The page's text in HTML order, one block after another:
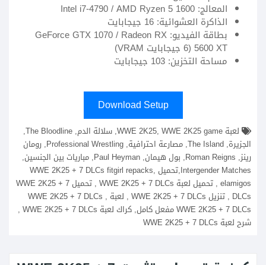
المعالج: Intel i7-4790 / AMD Ryzen 5 1600
الذاكرة العشوائية: 16 جيجابايت
بطاقة الفيديو: GeForce GTX 1070 / Radeon RX
5600 XT (6 جيجابايت VRAM)
مساحة التخزين: 103 جيجابايت
Download Setup
لعبة WWE 2K25, WWE 2K25 game, سلالة الدم, The Bloodline,
الجزيرة, The Island, مصارعة احترافية, Professional Wrestling, رومان
رينز, Roman Reigns, بول هيمان, Paul Heyman, مباريات بين الجنسين,
Intergender Matches,تحميل WWE 2K25 + 7 DLCs fitgirl repacks,
elamigos , تحميل لعبة WWE 2K25 + 7 DLCs , تحميل WWE 2K25 + 7
DLCs , تنزيل WWE 2K25 + 7 DLCs , لعبة WWE 2K25 + 7 DLCs ,
WWE 2K25 + 7 DLCs مفعل كامل, كراك لعبة WWE 2K25 + 7 DLCs ,
شرح لعبة WWE 2K25 + 7 DLCs